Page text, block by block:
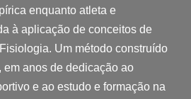
enquanto atleta e
à aplicação de conceitos de
Um método construído
em anos de dedicação ao
e ao estudo e formação na